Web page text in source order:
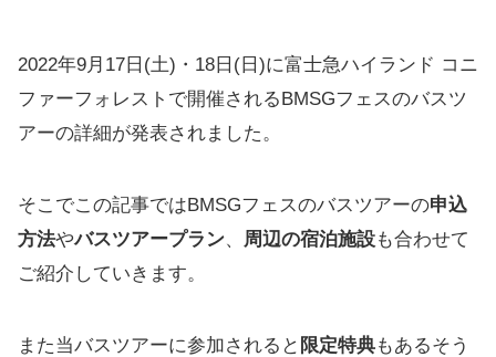
2022年9月17日(土)・18日(日)に富士急ハイランド コニ
ファーフォレストで開催されるBMSGフェスのバスツ
アーの詳細が発表されました。
そこでこの記事ではBMSGフェスのバスツアーの申込
方法やバスツアープラン、 周辺の宿泊施設も合わせて
ご紹介していきます。
また当バスツアーに参加されると 限定特典もあるそう